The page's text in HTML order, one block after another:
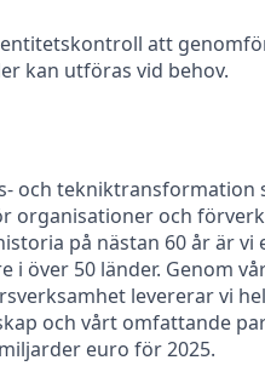
att
kan utföras vid behov.
och tekniktransformation
organisationer och
på nästan 60 år är vi
i över 50 länder. Genom
levererar vi
och vårt omfattande
euro för 2025.